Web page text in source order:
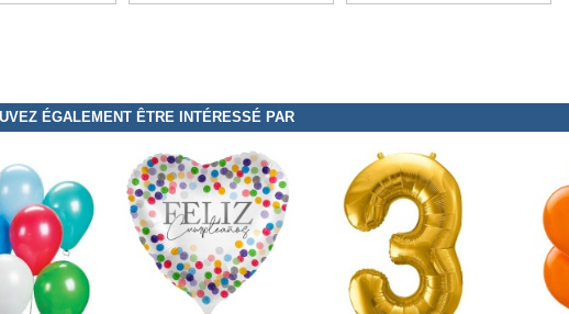
ÉGALEMENT ÊTRE INTÉRESSÉ PAR